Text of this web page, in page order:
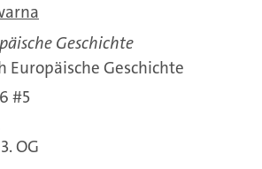
Geschichte
Europäische Geschichte
#5
OG